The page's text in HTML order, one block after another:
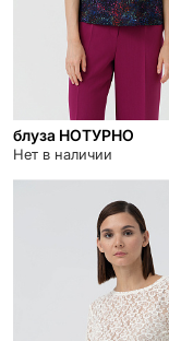
блуза НОТУРНО
Нет в наличии